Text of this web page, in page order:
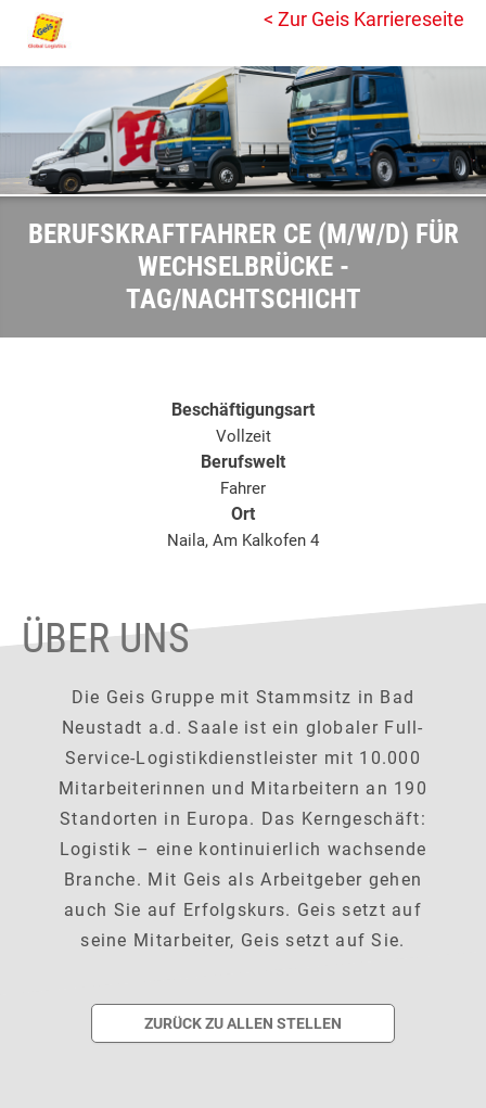
< Zur Geis Karriereseite
BERUFSKRAFTFAHRER CE (M/W/D) FÜR
WECHSELBRÜCKE -
TAG/NACHTSCHICHT
Beschäftigungsart
Vollzeit
Berufswelt
Fahrer
Ort
Naila, Am Kalkofen 4
ÜBER UNS
Die Geis Gruppe mit Stammsitz in Bad
Neustadt a.d. Saale ist ein globaler Full-
Service-Logistikdienstleister mit 10.000
Mitarbeiterinnen und Mitarbeitern an 190
Standorten in Europa. Das Kerngeschäft:
Logistik – eine kontinuierlich wachsende
Branche. Mit Geis als Arbeitgeber gehen
auch Sie auf Erfolgskurs. Geis setzt auf
seine Mitarbeiter, Geis setzt auf Sie.
ZURÜCK ZU ALLEN STELLEN